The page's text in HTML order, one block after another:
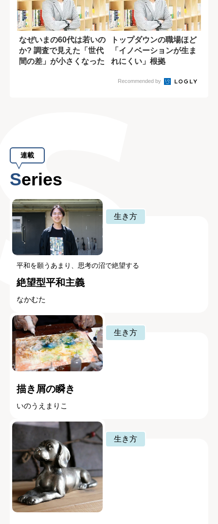
なぜいまの60代は若いの
か? 調査で見えた「世代
間の差」が小さくなった
トップダウンの職場ほど
「イノベーションが生ま
れにくい」根拠
Recommended by
連載
Series
生き方
平和を願うあまり、思考の沼で絶望する
絶望型平和主義
なかむた
生き方
描き屑の瞬き
いのうえまりこ
生き方